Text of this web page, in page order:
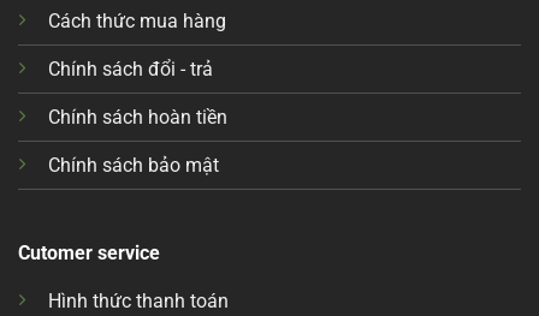
Cách thức mua hàng
Chính sách đổi - trả
Chính sách hoàn tiền
Chính sách bảo mật
Cutomer service
Hình thức thanh toán